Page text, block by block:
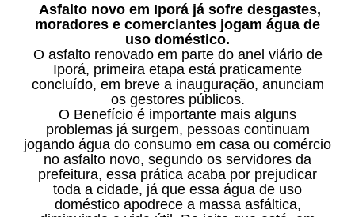
Asfalto novo em Iporá já sofre desgastes,
moradores e comerciantes jogam água de
uso doméstico.
O asfalto renovado em parte do anel viário de
Iporá, primeira etapa está praticamente
concluído, em breve a inauguração, anunciam
os gestores públicos.
O Benefício é importante mais alguns
problemas já surgem, pessoas continuam
jogando água do consumo em casa ou comércio
no asfalto novo, segundo os servidores da
prefeitura, essa prática acaba por prejudicar
toda a cidade, já que essa água de uso
doméstico apodrece a massa asfáltica,